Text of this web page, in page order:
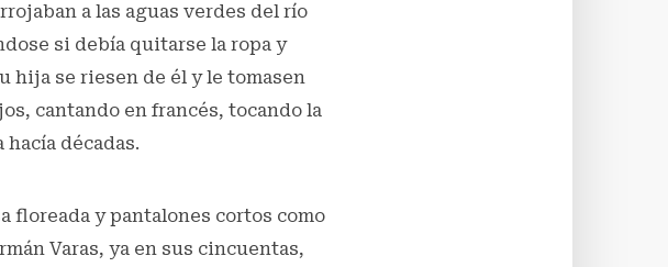
a las aguas verdes del río
si debía quitarse la ropa y
hija se riesen de él y le tomasen
cantando en francés, tocando la
décadas.
floreada y pantalones cortos como
Varas, ya en sus cincuentas,